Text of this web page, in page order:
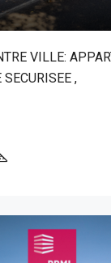
VILLE:
,